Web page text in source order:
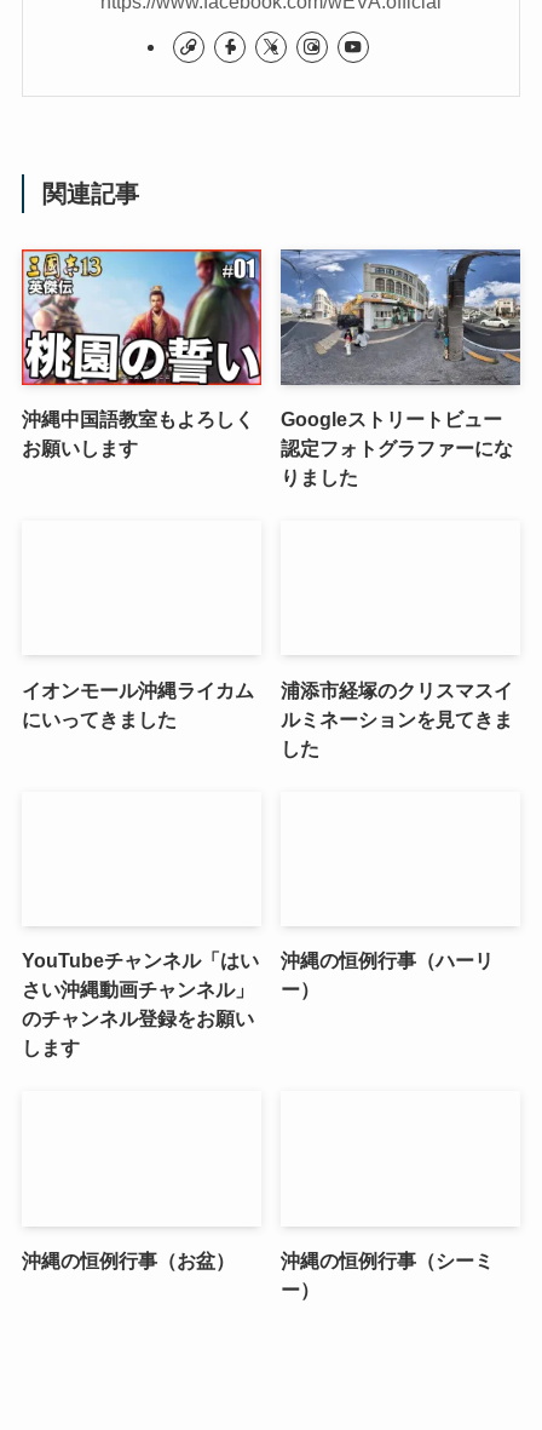
関連記事
沖縄中国語教室もよろしく
お願いします
Googleストリートビュー
認定フォトグラファーにな
りました
イオンモール沖縄ライカム
にいってきました
浦添市経塚のクリスマスイ
ルミネーションを見てきま
した
YouTubeチャンネル「はい
さい沖縄動画チャンネル」
のチャンネル登録をお願い
します
沖縄の恒例行事（ハーリ
ー）
沖縄の恒例行事（お盆）
沖縄の恒例行事（シーミ
ー）